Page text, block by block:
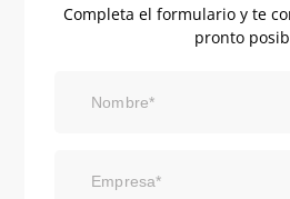
Completa el formulario y te
pronto
Nombre*
Empresa*